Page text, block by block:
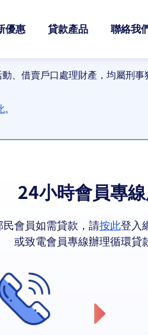
優惠 貸款產品 聯絡我
、借賣戶口處理財產，均屬刑事
。
24小時會員專
民會員如需貸款，請按此登入
或致電會員專線辦理循環貸